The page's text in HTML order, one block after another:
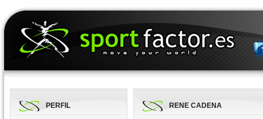
PERFIL RENE CADENA